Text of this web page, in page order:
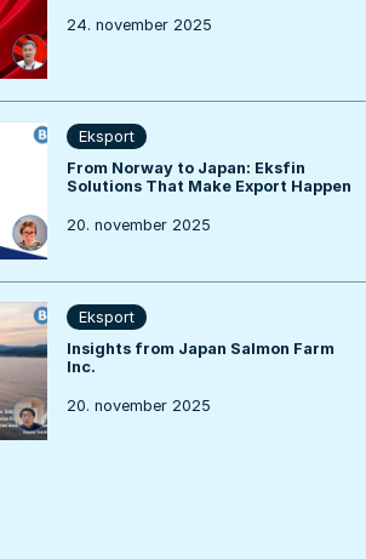
24. november 2025
Eksport
From Norway to Japan: Eksfin
Solutions That Make Export Happen
20. november 2025
Eksport
Insights from Japan Salmon Farm
Inc.
20. november 2025